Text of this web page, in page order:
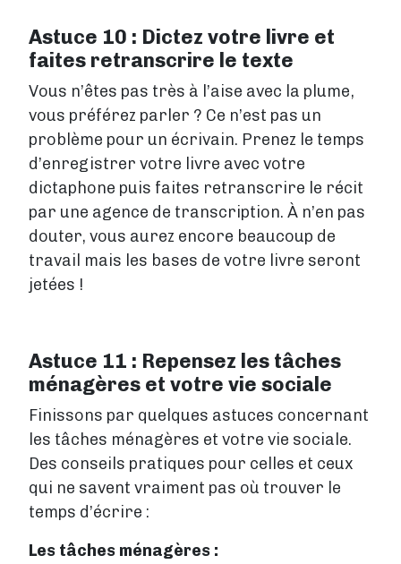
Astuce 10 : Dictez votre livre et
faites retranscrire le texte
Vous n’êtes pas très à l’aise avec la plume,
vous préférez parler ? Ce n’est pas un
problème pour un écrivain. Prenez le temps
d’enregistrer votre livre avec votre
dictaphone puis faites retranscrire le récit
par une agence de transcription. À n’en pas
douter, vous aurez encore beaucoup de
travail mais les bases de votre livre seront
jetées !
Astuce 11 : Repensez les tâches
ménagères et votre vie sociale
Finissons par quelques astuces concernant
les tâches ménagères et votre vie sociale.
Des conseils pratiques pour celles et ceux
qui ne savent vraiment pas où trouver le
temps d’écrire :
Les tâches ménagères :